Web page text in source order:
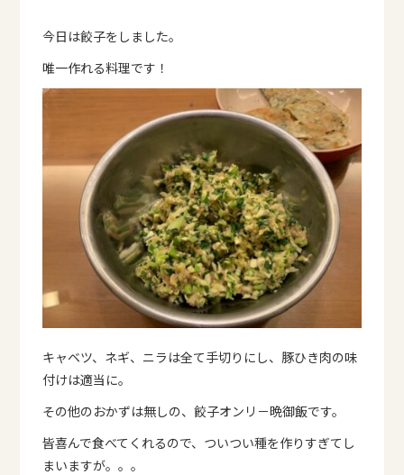
今日は餃子をしました。
唯一作れる料理です！
キャベツ、ネギ、ニラは全て手切りにし、豚ひき肉の味
付けは適当に。
その他のおかずは無しの、餃子オンリ－晩御飯です。
皆喜んで食べてくれるので、ついつい種を作りすぎてし
まいますが。。。